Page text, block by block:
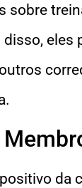
sobre
da